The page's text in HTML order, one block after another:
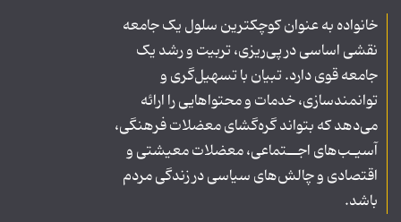
خانواده به عنوان کوچکترین سلول یک جامعه
نقشی اساسی در پی‌ریزی، تربیت و رشد یک
جامعه قوی دارد. تبیان با تسهیل‌گری و
توانمندسازی، خدمات و محتواهایی را ارائه
می‌دهد که بتواند گره‌گشای معضلات فرهنگی،
آسیـب‌های اجــتماعی، معضلات معیشتی و
اقتصادی و چالش‌های سیاسی در زندگی مردم
باشد.